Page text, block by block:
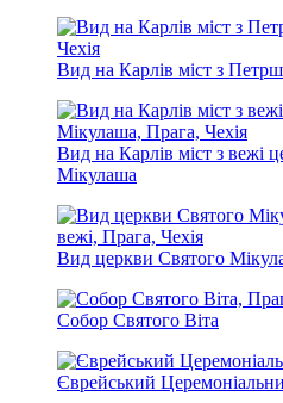
Вид на Карлів міст з
Вид на Карлів міст з вежі
Мікулаша
Вид церкви Святого
Собор Святого Віта
Єврейський